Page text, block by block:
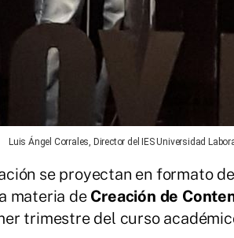
Luis Ángel Corrales, Director del IES Universidad
se proyectan en formato
materia de Creación de
trimestre del curso